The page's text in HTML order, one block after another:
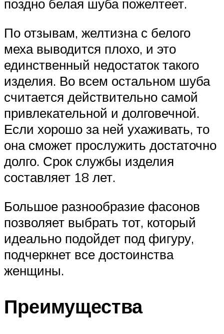
поздно белая шуба пожелтеет.
По отзывам, желтизна с белого
меха выводится плохо, и это
единственный недостаток такого
изделия. Во всем остальном шуба
считается действительно самой
привлекательной и долговечной.
Если хорошо за ней ухаживать, то
она сможет прослужить достаточно
долго. Срок службы изделия
составляет 18 лет.
Большое разнообразие фасонов
позволяет выбрать тот, который
идеально подойдет под фигуру,
подчеркнет все достоинства
женщины.
Преимущества